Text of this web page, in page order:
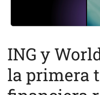
ING y
la primera